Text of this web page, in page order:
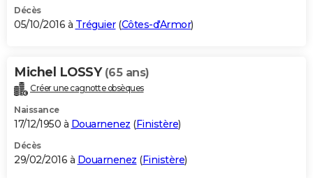
Décès
05/10/2016 à Tréguier(Côtes-d'Armor)
Michel LOSSY (65 ans)
Créer une cagnotte obsèques
Naissance
17/12/1950 à Douarnenez (Finistère)
Décès
29/02/2016 à Douarnenez (Finistère)